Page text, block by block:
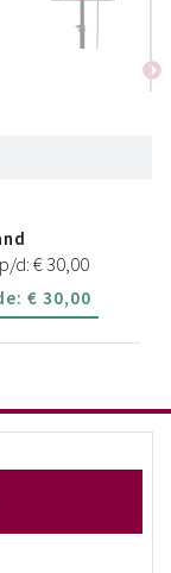
d:€30,00
€ 30,00